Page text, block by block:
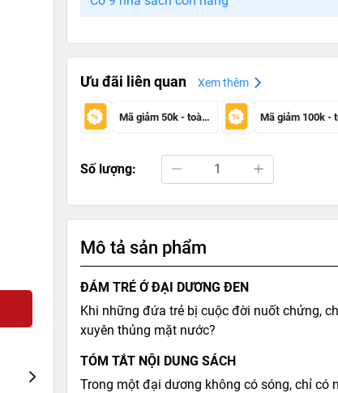
Ưu đãi liên quan Xem thêm
Mã giảm 50k - toàn sàn
Số lượng:
Mô tả sản phẩm
ĐÁM TRẺ Ở ĐẠI DƯƠNG ĐEN
Khi những đứa trẻ bị cuộc đời nuốt chửng,
xuyên thủng mặt nước?
TÓM TẮT NỘI DUNG SÁCH
Trong một đại dương không có sóng, chỉ có